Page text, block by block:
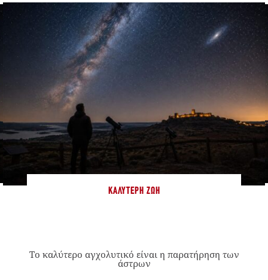
ΚΑΛΎΤΕΡΗ ΖΩΉ
Το καλύτερο αγχολυτικό είναι η παρατήρηση των
άστρων